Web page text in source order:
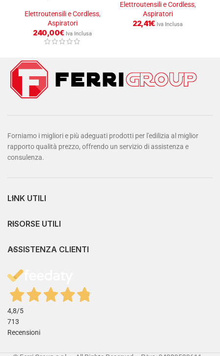
Elettroutensili e Cordless,
Aspiratori
240,00€ Iva Inclusa
Elettroutensili e Cordless,
Aspiratori
22,41€ Iva Inclusa
Forniamo i migliori e più adeguati prodotti per l'edilizia al miglior
rapporto qualità prezzo, offrendo un servizio di assistenza e
consulenza.
LINK UTILI
RISORSE UTILI
ASSISTENZA CLIENTI
4,8/5
713
Recensioni